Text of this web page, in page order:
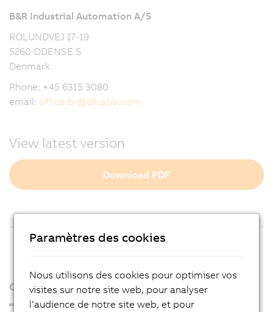
B&R Industrial Automation A/S
ROLUNDVEJ 17-19
5260 ODENSE S
Denmark
Phone: +45 6315 3080
email: office.br@dk.abb.com
View latest version
Download PDF
Qui sommes-nous ?
Paramètres des cookies
Nous utilisons des cookies pour optimiser vos
visites sur notre site web, pour analyser
l‘audience de notre site web, et pour